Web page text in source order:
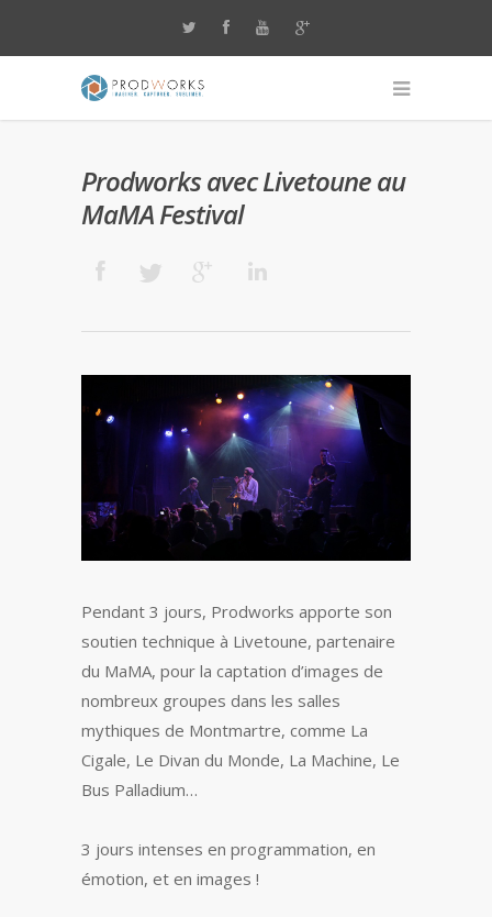
Prodworks avec Livetoune au
MaMA Festival
Pendant 3 jours, Prodworks apporte son
soutien technique à Livetoune, partenaire
du MaMA, pour la captation d’images de
nombreux groupes dans les salles
mythiques de Montmartre, comme La
Cigale, Le Divan du Monde, La Machine, Le
Bus Palladium…
3 jours intenses en programmation, en
émotion, et en images !